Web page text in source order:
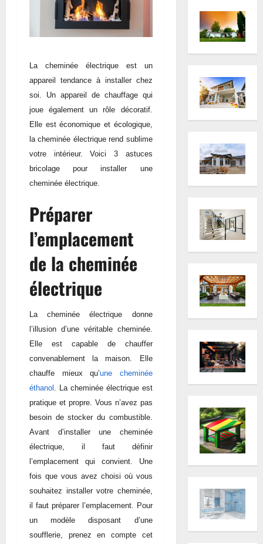
La cheminée électrique est un
appareil tendance à installer chez
soi. Un appareil de chauffage qui
joue également un rôle décoratif.
Elle est économique et écologique,
la cheminée électrique rend sublime
votre intérieur. Voici 3 astuces
bricolage pour installer une
cheminée électrique.
Préparer
l’emplacement
de la cheminée
électrique
La cheminée électrique donne
l’illusion d’une véritable cheminée.
Elle est capable de chauffer
convenablement la maison. Elle
chauffe mieuxqu’une cheminée
éthanol . La cheminée électrique est
pratique et propre. Vous n’avez pas
besoin de stocker du combustible.
Avant d’installer une cheminée
électrique, il faut définir
l’emplacement qui convient. Une
fois que vous avez choisi où vous
souhaitez installer votre cheminée,
il faut préparer l’emplacement. Pour
un modèle disposant d’une
soufflerie, prenez en compte cet